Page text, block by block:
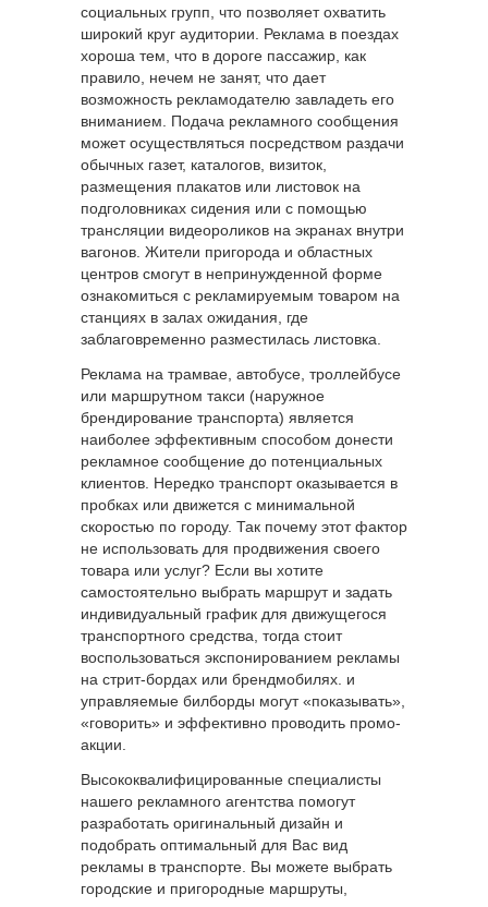
социальных групп, что позволяет охватить
широкий круг аудитории. Реклама в поездах
хороша тем, что в дороге пассажир, как
правило, нечем не занят, что дает
возможность рекламодателю завладеть его
вниманием. Подача рекламного сообщения
может осуществляться посредством раздачи
обычных газет, каталогов, визиток,
размещения плакатов или листовок на
подголовниках сидения или с помощью
трансляции видеороликов на экранах внутри
вагонов. Жители пригорода и областных
центров смогут в непринужденной форме
ознакомиться с рекламируемым товаром на
станциях в залах ожидания, где
заблаговременно разместилась листовка.
Реклама на трамвае, автобусе, троллейбусе
или маршрутном такси (наружное
брендирование транспорта) является
наиболее эффективным способом донести
рекламное сообщение до потенциальных
клиентов. Нередко транспорт оказывается в
пробках или движется с минимальной
скоростью по городу. Так почему этот фактор
не использовать для продвижения своего
товара или услуг? Если вы хотите
самостоятельно выбрать маршрут и задать
индивидуальный график для движущегося
транспортного средства, тогда стоит
воспользоваться экспонированием рекламы
на стрит-бордах или брендмобилях. и
управляемые билборды могут «показывать»,
«говорить» и эффективно проводить промо-
акции.
Высококвалифицированные специалисты
нашего рекламного агентства помогут
разработать оригинальный дизайн и
подобрать оптимальный для Вас вид
рекламы в транспорте. Вы можете выбрать
городские и пригородные маршруты,